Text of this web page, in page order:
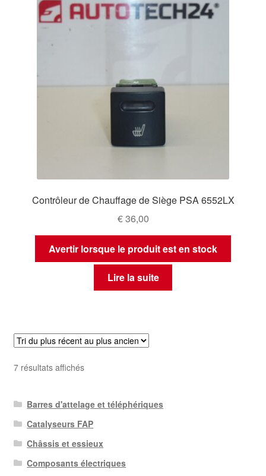
Contrôleur de Chauffage de Siège PSA 6552LX
€36,00
Avertir lorsque le produit est en stock
Lire la suite
7 résultats affichésTrié
récent
au
plus
ancien
Barres d'attelage et téléphériques
Catalyseurs FAP
Châssis et essieux
Composants électriques